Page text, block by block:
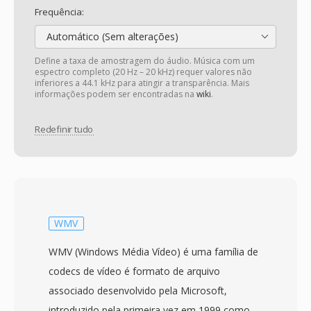
Frequência:
Automático (Sem alterações)
Define a taxa de amostragem do áudio. Música com um
espectro completo (20 Hz – 20 kHz) requer valores não
inferiores a 44.1 kHz para atingir a transparência. Mais
informações podem ser encontradas na wiki.
Redefinir tudo
WMV
WMV (Windows Média Vídeo) é uma família de
codecs de vídeo é formato de arquivo
associado desenvolvido pela Microsoft,